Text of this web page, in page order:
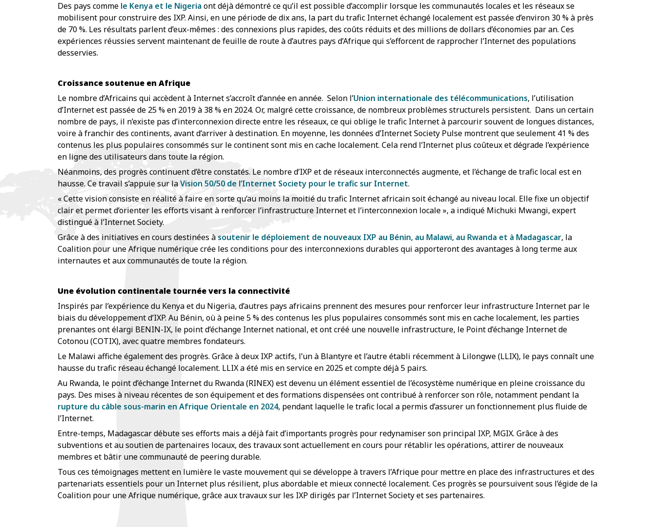
Des pays comme le Kenya et le Nigeria ont déjà démontré ce qu’il est possible d’accomplir lorsque les communautés locales et les réseaux se
mobilisent pour construire des IXP. Ainsi, en une période de dix ans, la part du trafic Internet échangé localement est passée d’environ 30 % à près
de 70 %. Les résultats parlent d’eux-mêmes : des connexions plus rapides, des coûts réduits et des millions de dollars d’économies par an. Ces
expériences réussies servent maintenant de feuille de route à d’autres pays d’Afrique qui s’efforcent de rapprocher l’Internet des populations
desservies.
Croissance soutenue en Afrique
Le nombre d’Africains qui accèdent à Internet s’accroît d’année en année. Selon l’Union internationale des télécommunications, l’utilisation
d’Internet est passée de 25 % en 2019 à 38 % en 2024. Or, malgré cette croissance, de nombreux problèmes structurels persistent. Dans un certain
nombre de pays, il n’existe pas d’interconnexion directe entre les réseaux, ce qui oblige le trafic Internet à parcourir souvent de longues distances,
voire à franchir des continents, avant d’arriver à destination. En moyenne, les données d’Internet Society Pulse montrent que seulement 41 % des
contenus les plus populaires consommés sur le continent sont mis en cache localement. Cela rend l’Internet plus coûteux et dégrade l’expérience
en ligne des utilisateurs dans toute la région.
Néanmoins, des progrès continuent d’être constatés. Le nombre d’IXP et de réseaux interconnectés augmente, et l’échange de trafic local est en
hausse. Ce travail s’appuie sur laVision 50/50 de l’Internet Society pour le trafic sur Internet.
« Cette vision consiste en réalité à faire en sorte qu’au moins la moitié du trafic Internet africain soit échangé au niveau local. Elle fixe un objectif
clair et permet d’orienter les efforts visant à renforcer l’infrastructure Internet et l’interconnexion locale », a indiqué Michuki Mwangi, expert
distingué à l’Internet Society.
Grâce à des initiatives en cours destinées à soutenir le déploiement de nouveaux IXP au Bénin, au Malawi, au Rwanda et à Madagascar, la
Coalition pour une Afrique numérique crée les conditions pour des interconnexions durables qui apporteront des avantages à long terme aux
internautes et aux communautés de toute la région.
Une évolution continentale tournée vers la connectivité
Inspirés par l’expérience du Kenya et du Nigeria, d’autres pays africains prennent des mesures pour renforcer leur infrastructure Internet par le
biais du développement d’IXP. Au Bénin, où à peine 5 % des contenus les plus populaires consommés sont mis en cache localement, les parties
prenantes ont élargi BENIN-IX, le point d’échange Internet national, et ont créé une nouvelle infrastructure, le Point d’échange Internet de
Cotonou (COTIX), avec quatre membres fondateurs.
Le Malawi affiche également des progrès. Grâce à deux IXP actifs, l’un à Blantyre et l’autre établi récemment à Lilongwe (LLIX), le pays connaît une
hausse du trafic réseau échangé localement. LLIX a été mis en service en 2025 et compte déjà 5 pairs.
Au Rwanda, le point d’échange Internet du Rwanda (RINEX) est devenu un élément essentiel de l’écosystème numérique en pleine croissance du
pays. Des mises à niveau récentes de son équipement et des formations dispensées ont contribué à renforcer son rôle, notamment pendant la
rupture du câble sous-marin en Afrique Orientale en 2024, pendant laquelle le trafic local a permis d’assurer un fonctionnement plus fluide de
l’Internet.
Entre-temps, Madagascar débute ses efforts mais a déjà fait d’importants progrès pour redynamiser son principal IXP, MGIX. Grâce à des
subventions et au soutien de partenaires locaux, des travaux sont actuellement en cours pour rétablir les opérations, attirer de nouveaux
membres et bâtir une communauté de peering durable.
Tous ces témoignages mettent en lumière le vaste mouvement qui se développe à travers l’Afrique pour mettre en place des infrastructures et des
partenariats essentiels pour un Internet plus résilient, plus abordable et mieux connecté localement. Ces progrès se poursuivent sous l’égide de la
Coalition pour une Afrique numérique, grâce aux travaux sur les IXP dirigés par l’Internet Society et ses partenaires.